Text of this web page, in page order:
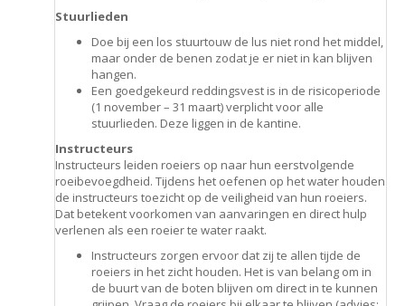
Stuurlieden
Doe bij een los stuurtouw de lus niet rond het middel,
maar onder de benen zodat je er niet in kan blijven
hangen.
Een goedgekeurd reddingsvest is in de risicoperiode
(1 november – 31 maart) verplicht voor alle
stuurlieden. Deze liggen in de kantine.
Instructeurs
Instructeurs leiden roeiers op naar hun eerstvolgende
roeibevoegdheid. Tijdens het oefenen op het water houden
de instructeurs toezicht op de veiligheid van hun roeiers.
Dat betekent voorkomen van aanvaringen en direct hulp
verlenen als een roeier te water raakt.
Instructeurs zorgen ervoor dat zij te allen tijde de
roeiers in het zicht houden. Het is van belang om in
de buurt van de boten blijven om direct in te kunnen